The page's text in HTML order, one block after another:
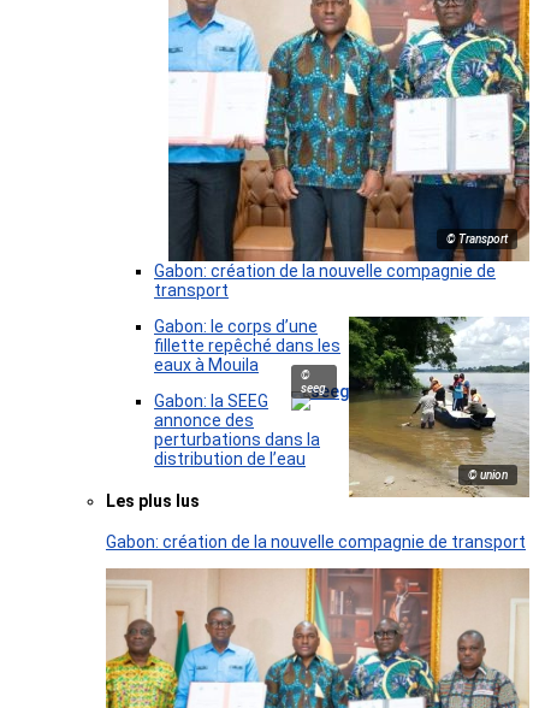
© Transport
Gabon: création de la nouvelle compagnie de
transport
© union
Gabon: le corps d’une
fillette repêché dans les
eaux à Mouila
©
seeg
Gabon: la SEEG
annonce des
perturbations dans la
distribution de l’eau
Les plus lus
Gabon: création de la nouvelle compagnie de transport